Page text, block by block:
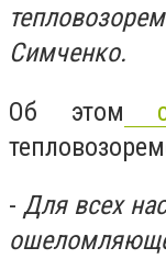
Симченко.
Об этом
- Для всех